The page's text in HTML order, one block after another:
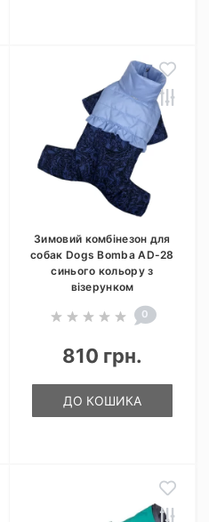
Зимовий комбінезон для
собак Dogs Bomba AD-28
синього кольору з
візерунком
0
810 грн.
ДО КОШИКА